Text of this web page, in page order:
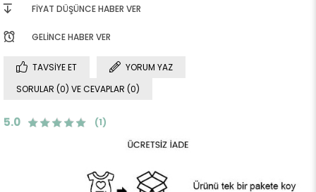
FIYAT DÜŞÜNCE HABER VER
GELINCE HABER VER
TAVSIYE ET
YORUM YAZ
SORULAR (0) VE CEVAPLAR (0)
5.0 (1)